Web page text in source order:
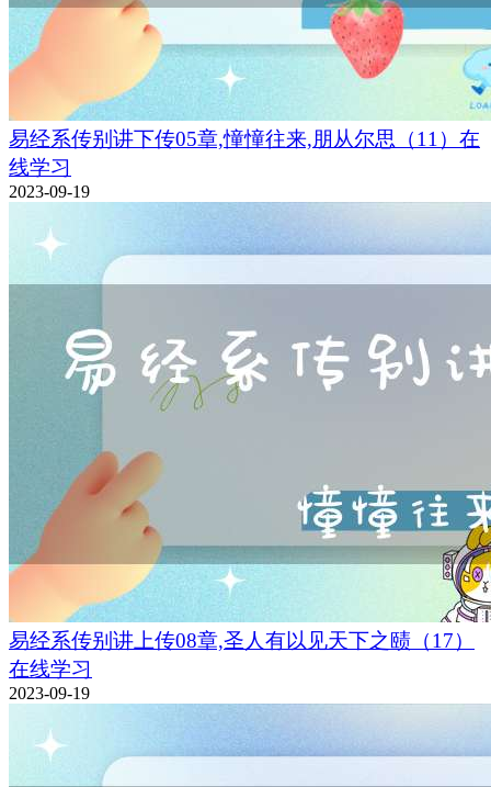
易经系传别讲下传05章,憧憧往来,朋从尔思（11）在
线学习
2023-09-19
易经系传别讲上传08章,圣人有以见天下之赜（17）
在线学习
2023-09-19